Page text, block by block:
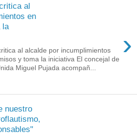
al
en
la
›
al alcalde por incumplimientos
y toma la iniciativa El concejal de
Miguel Pujada acompañ...
nuestro